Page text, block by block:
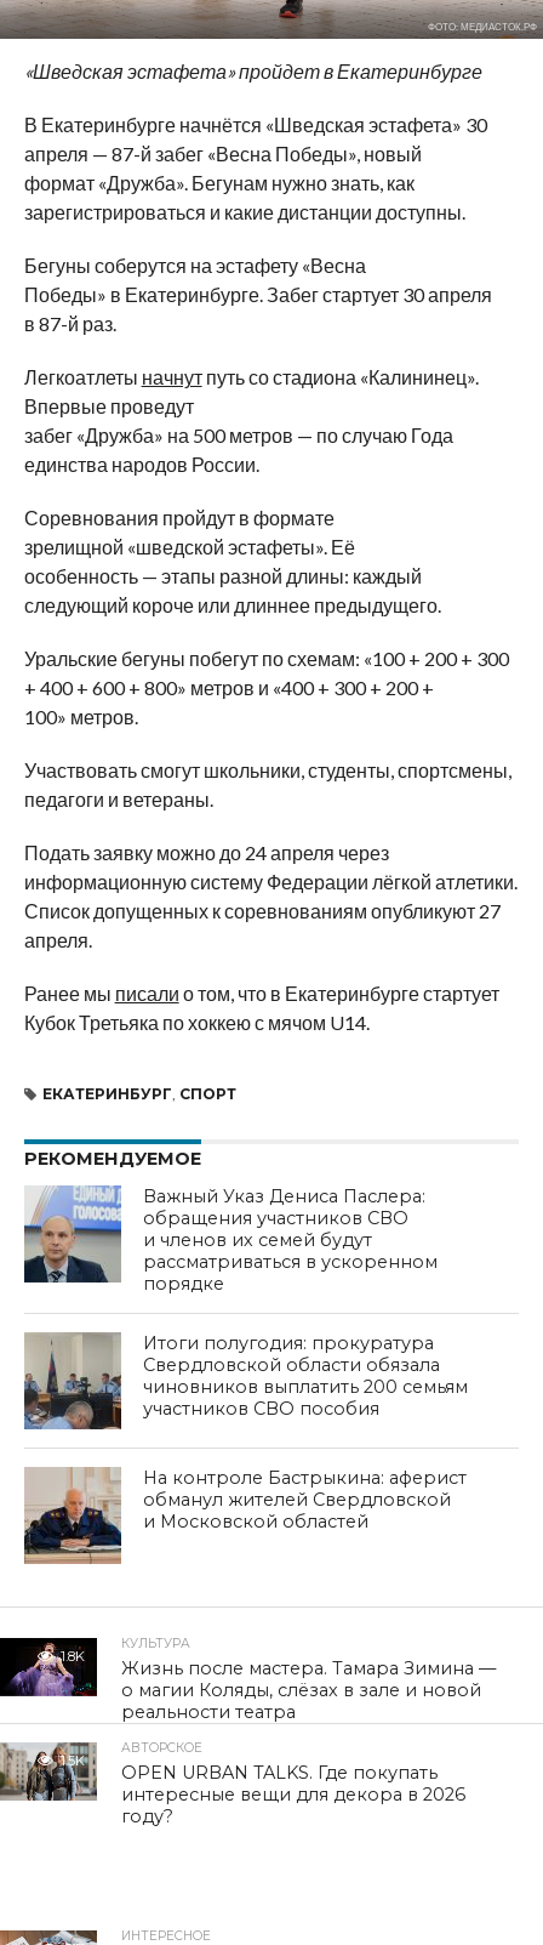
ФОТО: МЕДИАСТОК.РФ
«Шведская эстафета»пройдет в Екатеринбурге
В Екатеринбурге начнётся «Шведская эстафета» 30
апреля — 87-й забег «Весна Победы», новый
формат «Дружба». Бегунам нужно знать, как
зарегистрироваться и какие дистанции доступны.
Бегуны соберутся на эстафету «Весна
Победы» в Екатеринбурге. Забег стартует 30 апреля
в 87-й раз.
Легкоатлеты начнутпуть состадиона «Калининец».
Впервые проведут
забег «Дружба» на 500 метров — послучаю Года
единства народов России.
Соревнования пройдут в формате
зрелищной «шведской эстафеты». Её
особенность — этапы разной длины: каждый
следующий короче или длиннее предыдущего.
Уральские бегуны побегут посхемам: «100 + 200 + 300
+ 400 + 600 + 800» метров и «400 + 300 + 200 +
100» метров.
Участвовать смогут школьники, студенты, спортсмены,
педагоги и ветераны.
Подать заявку можно до 24 апреля через
информационную систему Федерации лёгкой атлетики.
Список допущенных ксоревнованиям опубликуют 27
апреля.
Ранее мы писали о том, что в Екатеринбурге стартует
Кубок Третьяка похоккею с мячом U14.
ЕКАТЕРИНБУРГ СПОРТ
РЕКОМЕНДУЕМОЕ
Важный Указ Дениса Паслера:
обращения участников СВО
и членов их семей будут
рассматриваться в ускоренном
порядке
Итоги полугодия: прокуратура
Свердловской области обязала
чиновников выплатить 200 семьям
участников СВО пособия
На контроле Бастрыкина: аферист
обманул жителей Свердловской
и Московской областей
1.8K
КУЛЬТУРА
Жизнь после мастера. Тамара Зимина —
о магии Коляды, слёзах в зале и новой
реальности театра
1.5K
АВТОРСКОЕ
OPEN URBAN TALKS. Где покупать
интересные вещи для декора в 2026
году?
ИНТЕРЕСНОЕ